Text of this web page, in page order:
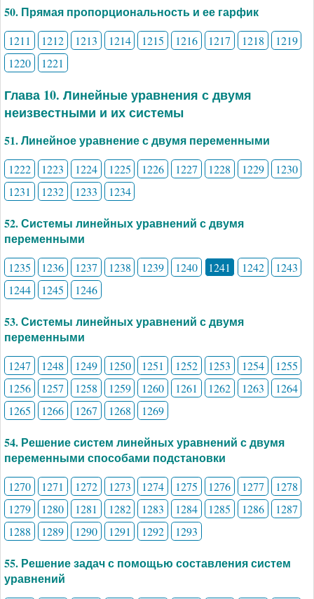
50. Прямая пропорциональность и ее гарфик
1211 1212 1213 1214 1215 1216 1217 1218
1219
1220
1221
Глава 10. Линейные уравнения с двумя
неизвестными и их системы
51. Линейное уравнение с двумя переменными
1222 1223 1224 1225 1226 1227 1228 1229
1230
1231
1232 1233 1234
52. Системы линейных уравнений с двумя
переменными
1235 1236 1237 1238 1239 1240 1241 1242
1243
1244
1245 1246
53. Системы линейных уравнений с двумя
переменными
1247 1248 1249 1250 1251 1252 1253 1254
1255
1256
1257 1258 1259 1260 1261 1262 1263
1264
1265
1266 1267 1268 1269
54. Решение систем линейных уравнений с двумя
переменными способами подстановки
1270 1271 1272 1273 1274 1275 1276 1277
1278
1279
1280 1281 1282 1283 1284 1285 1286
1287
1288
1289 1290 1291 1292 1293
55. Решение задач с помощью составления систем
уравнений